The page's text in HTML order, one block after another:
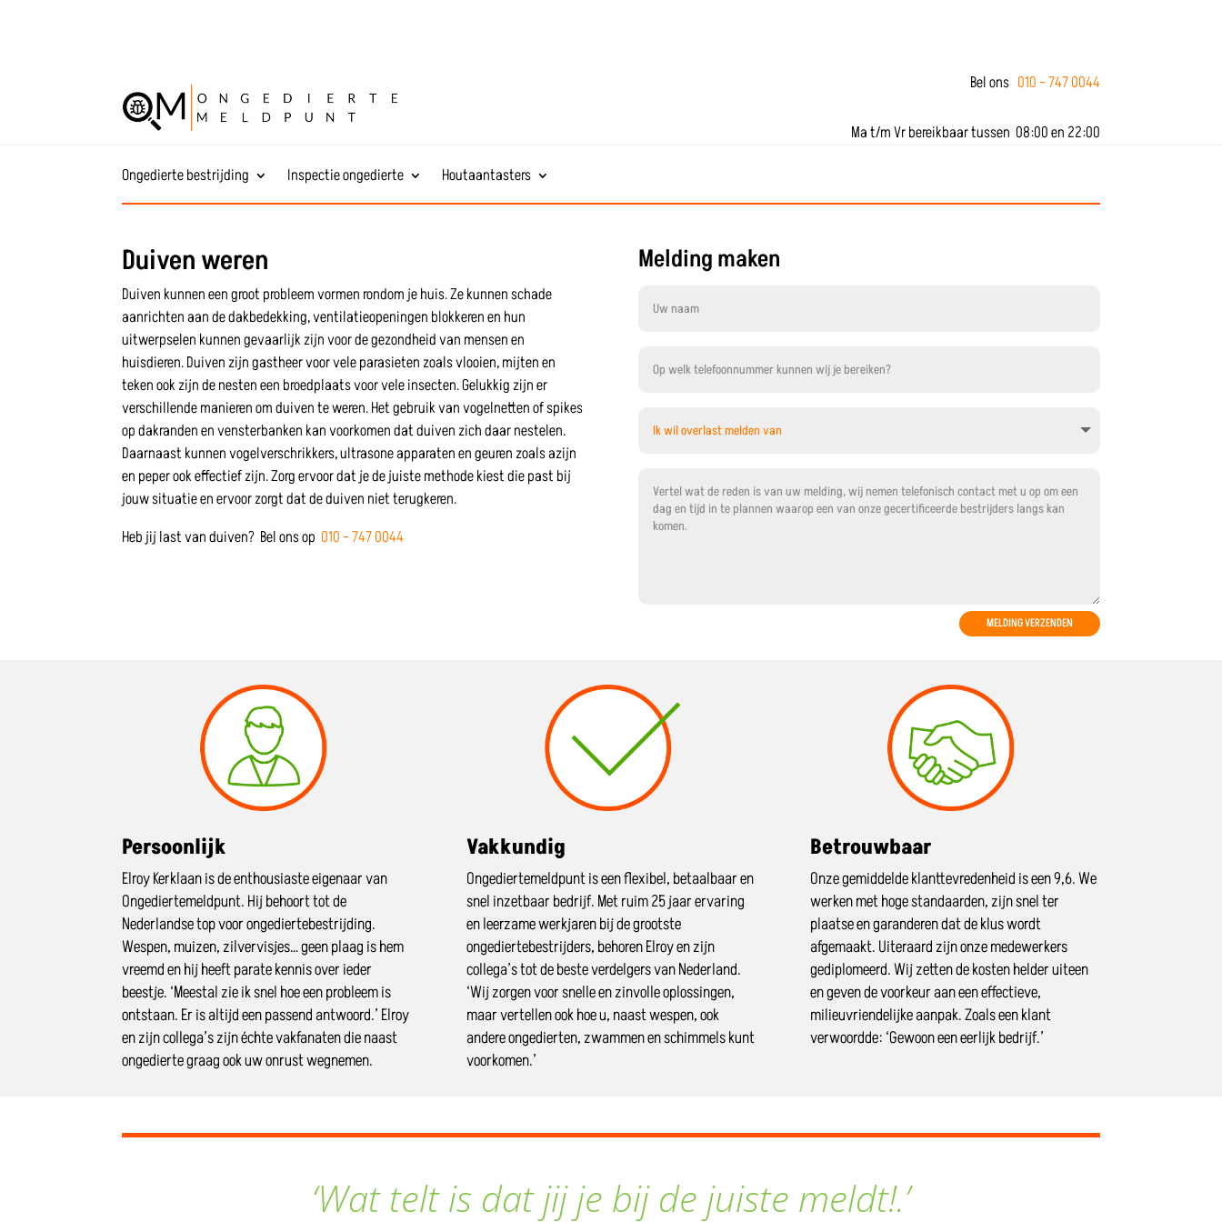
Bel ons 010 – 747 0044
Ma t/m Vr bereikbaar tussen 08:00 en 22:00
Ongedierte bestrijding
Inspectie ongedierte Houtaantasters
Duiven weren
Duiven kunnen een groot probleem vormen rondom je huis. Ze kunnen schade
aanrichten aan de dakbedekking, ventilatieopeningen blokkeren en hun
uitwerpselen kunnen gevaarlijk zijn voor de gezondheid van mensen en
huisdieren. Duiven zijn gastheer voor vele parasieten zoals vlooien, mijten en
teken ook zijn de nesten een broedplaats voor vele insecten. Gelukkig zijn er
verschillende manieren om duiven te weren. Het gebruik van vogelnetten of spikes
op dakranden en vensterbanken kan voorkomen dat duiven zich daar nestelen.
Daarnaast kunnen vogelverschrikkers, ultrasone apparaten en geuren zoals azijn
en peper ook effectief zijn. Zorg ervoor dat je de juiste methode kiest die past bij
jouw situatie en ervoor zorgt dat de duiven niet terugkeren.
Heb jij last van duiven? Bel ons op 010 – 747 0044
Melding maken
MELDING VERZENDEN
Persoonlijk
Elroy Kerklaan is de enthousiaste eigenaar van
Ongediertemeldpunt. Hij behoort tot de
Nederlandse top voor ongediertebestrijding.
Wespen, muizen, zilvervisjes… geen plaag is hem
vreemd en hij heeft parate kennis over ieder
beestje. ‘Meestal zie ik snel hoe een probleem is
ontstaan. Er is altijd een passend antwoord.’ Elroy
en zijn collega’s zijn échte vakfanaten die naast
ongedierte graag ook uw onrust wegnemen.
Vakkundig
Ongediertemeldpunt is een flexibel, betaalbaar en
snel inzetbaar bedrijf. Met ruim 25 jaar ervaring
en leerzame werkjaren bij de grootste
ongediertebestrijders, behoren Elroy en zijn
collega’s tot de beste verdelgers van Nederland.
‘Wij zorgen voor snelle en zinvolle oplossingen,
maar vertellen ook hoe u, naast wespen, ook
andere ongedierten, zwammen en schimmels kunt
voorkomen.’
Betrouwbaar
Onze gemiddelde klanttevredenheid is een 9,6. We
werken met hoge standaarden, zijn snel ter
plaatse en garanderen dat de klus wordt
afgemaakt. Uiteraard zijn onze medewerkers
gediplomeerd. Wij zetten de kosten helder uiteen
en geven de voorkeur aan een effectieve,
milieuvriendelijke aanpak. Zoals een klant
verwoordde: ‘Gewoon een eerlijk bedrijf.’
‘Wat telt is dat jij je bij de juiste meldt!.’